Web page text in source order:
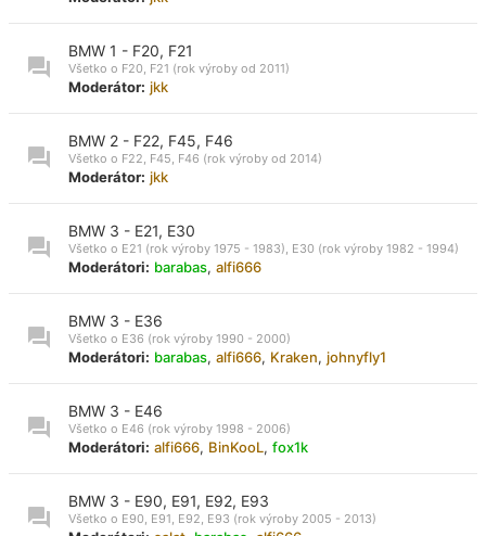
BMW 1 - F20, F21
Všetko o F20, F21 (rok výroby od 2011)
Moderátor: jkk
BMW 2 - F22, F45, F46
Všetko o F22, F45, F46 (rok výroby od 2014)
Moderátor: jkk
BMW 3 - E21, E30
Všetko o E21 (rok výroby 1975 - 1983), E30 (rok výroby 1982 - 1994)
Moderátori: barabas, alfi666
BMW 3 - E36
Všetko o E36 (rok výroby 1990 - 2000)
Moderátori: barabas, alfi666, Kraken, johnyfly1
BMW 3 - E46
Všetko o E46 (rok výroby 1998 - 2006)
Moderátori: alfi666, BinKooL, fox1k
BMW 3 - E90, E91, E92, E93
Všetko o E90, E91, E92, E93 (rok výroby 2005 - 2013)